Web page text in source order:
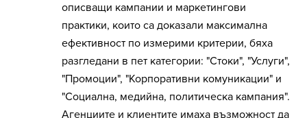
описващи кампании и маркетингови
практики, които са доказали максимална
ефективност по измерими критерии, бяха
разгледани в пет категории: "Стоки", "Услуги",
"Промоции", "Корпоративни комуникации" и
"Социална, медийна, политическа кампания".
Агенциите и клиентите имаха възможност да